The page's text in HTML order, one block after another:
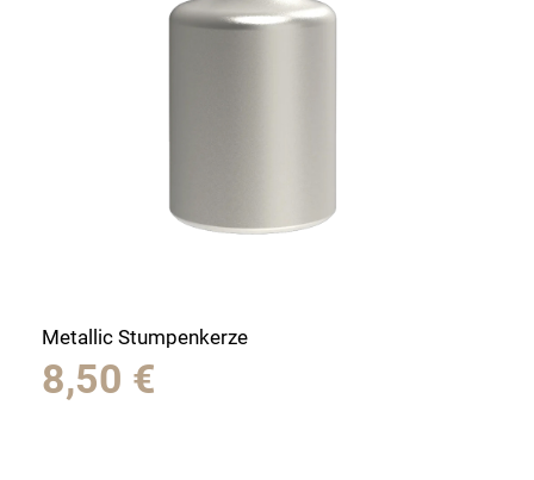
Metallic Stumpenkerze
8,50 €